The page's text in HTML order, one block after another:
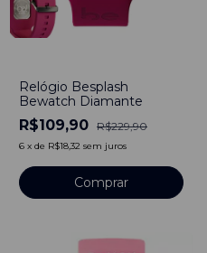
Relógio Besplash
Bewatch Diamante
R$109,90 R$229,90
6 x de R$18,32 sem juros